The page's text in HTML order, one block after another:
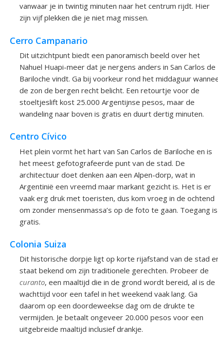
vanwaar je in twintig minuten naar het centrum rijdt. Hier
zijn vijf plekken die je niet mag missen.
Cerro Campanario
Dit uitzichtpunt biedt een panoramisch beeld over het
Nahuel Huapi-meer dat je nergens anders in San Carlos de
Bariloche vindt. Ga bij voorkeur rond het middaguur
de zon de bergen recht belicht. Een retourtje voor de
stoeltjeslift kost 25.000 Argentijnse pesos, maar de
wandeling naar boven is gratis en duurt dertig minuten.
Centro Cívico
Het plein vormt het hart van San Carlos de Bariloche en is
het meest gefotografeerde punt van de stad. De
architectuur doet denken aan een Alpen-dorp, wat in
Argentinië een vreemd maar markant gezicht is. Het is er
vaak erg druk met toeristen, dus kom vroeg in de ochtend
om zonder mensenmassa’s op de foto te gaan. Toegang is
gratis.
Colonia Suiza
Dit historische dorpje ligt op korte rijafstand van de stad
staat bekend om zijn traditionele gerechten. Probeer de
curanto, een maaltijd die in de grond wordt bereid, al is de
wachttijd voor een tafel in het weekend vaak lang. Ga
daarom op een doordeweekse dag om de drukte te
vermijden. Je betaalt ongeveer 20.000 pesos voor een
uitgebreide maaltijd inclusief drankje.